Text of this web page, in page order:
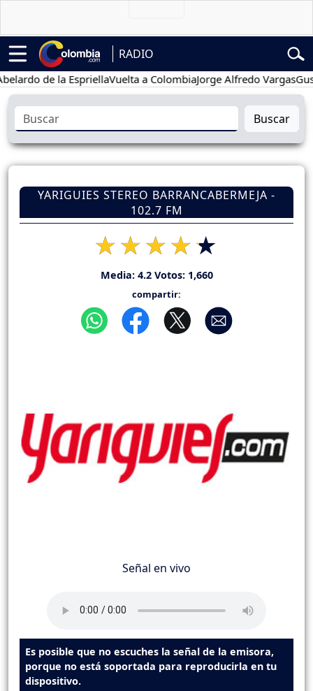
RADIO
de la EspriellaVuelta a ColombiaJorge Alfredo VargasGustavo
Buscar
YARIGUIES STEREO BARRANCABERMEJA -
102.7 FM
Media: 4.2Votos: 1,660
compartir:
Señal en vivo
Es posible que no escuches la señal de la emisora,
porque no está soportada para reproducirla en tu
dispositivo.